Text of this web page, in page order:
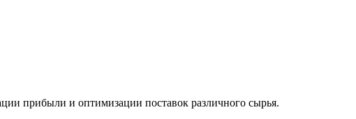
при­были и оптимизации поставок различного сырья.